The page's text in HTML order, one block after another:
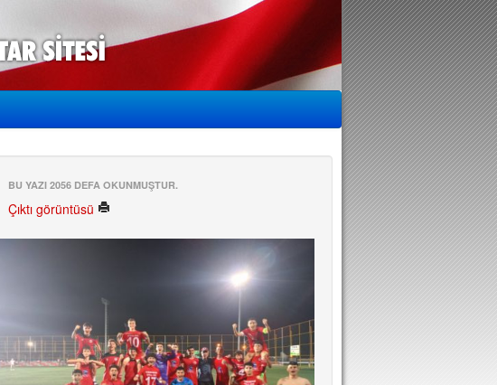
BU YAZI 2056 DEFA OKUNMUŞTUR.
Çıktı görüntüsü